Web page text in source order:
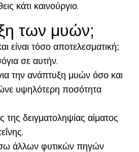
κάτι καινούργιο.
των μυών;
είναι τόσο αποτελεσματική;
σε αυτήν.
την ανάπτυξη μυών όσο και
υψηλότερη ποσότητα
δειγματοληψίας αίματος
άλλων φυτικών πηγών